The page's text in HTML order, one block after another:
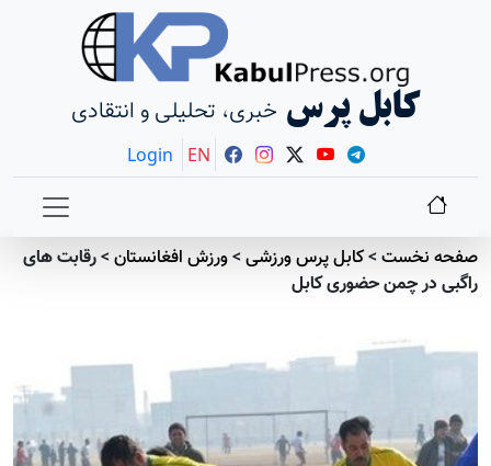
کابل پرس خبری، تحلیلی و انتقادی
Login EN
صفحه نخست>کابل پرس ورزشی>ورزش افغانستان>رقابت های
راگبی در چمن حضوری کابل